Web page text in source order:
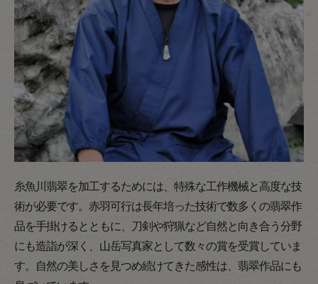
糸魚川翡翠を加工するためには、特殊な工作機械と高度な技
術が必要です。赤羽可行は長年培った技術で数多くの翡翠作
品を手掛けるとともに、刀剣や狩猟など自然と向き合う分野
にも造詣が深く、山岳写真家として数々の賞を受賞していま
す。自然の美しさを見つめ続けてきた感性は、翡翠作品にも